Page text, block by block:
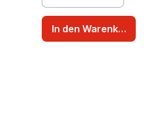
In den Warenkorb